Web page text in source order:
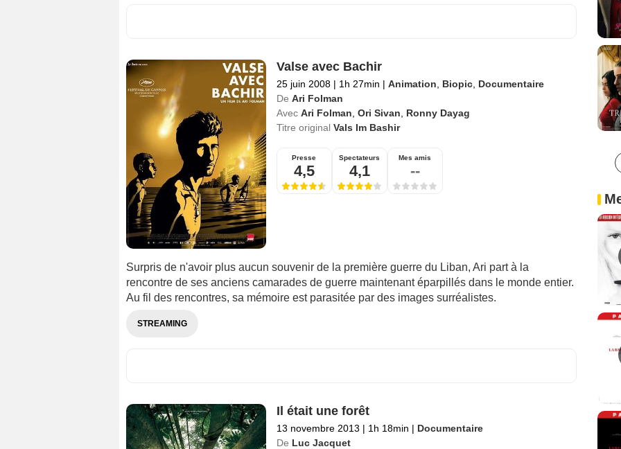
Valse avec Bachir
25 juin 2008 | 1h 27min | Animation Biopic, Documentaire
De Ari Folman
Avec Ari Folman Ori Sivan
Ronny Dayag
Titre original Vals Im Bashir
Presse
4,5
Spectateurs
4,1
Mes amis
--
Surpris de n'avoir plus aucun souvenir de la première guerre du Liban, Ari part à la
rencontre de ses anciens camarades de guerre maintenant éparpillés dans le monde entier.
Au fil des rencontres, sa mémoire est parasitée par des images surréalistes.
STREAMING
Il était une forêt
13 novembre 2013 | 1h 18min | Documentaire
De Luc Jacquet